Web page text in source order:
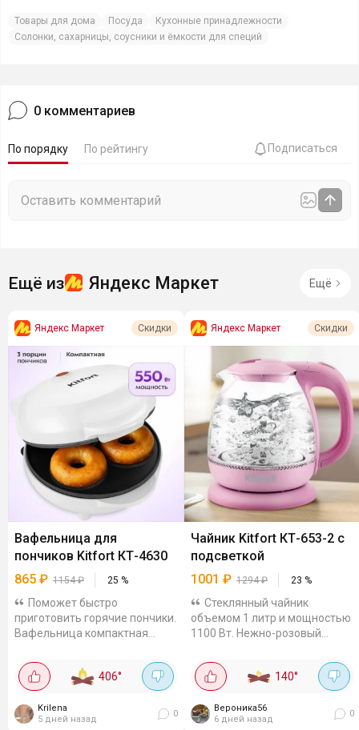
Товары для дома Посуда
Кухонные принадлежности
Солонки, сахарницы, соусники и ёмкости для специй
0 комментариев
По порядку По рейтингу Подписаться
Ещё из Яндекс Маркет Ещё
Яндекс Маркет Скидки
Вафельница для
пончиков Kitfort КТ-4630
865 ₽ 1154₽ 25 %
Поможет быстро
приготовить горячие пончики.
Вафельница компактная
порции пончиков за раз.
Антипригарное покрытие
панелей, не пригорает.
406°
Krilena
5 дней назад
0
Яндекс Маркет Скидки
Чайник Kitfort КТ-653-2 с
подсветкой
1001 ₽ 1294₽ 23 %
Стеклянный чайник
объемом 1 литр и мощностью
1100 Вт. Нежно-розовый
подсветкой, которая
включается при кипячении,
крышка открывается
кнопкой...
140°
Вероника56
6 дней назад
0